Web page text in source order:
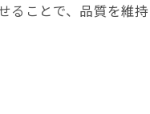
ことで、品質を維